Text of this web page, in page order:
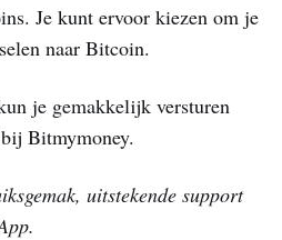
Je kunt ervoor kiezen om je
naar Bitcoin.
je gemakkelijk versturen
Bitmymoney.
uitstekende support